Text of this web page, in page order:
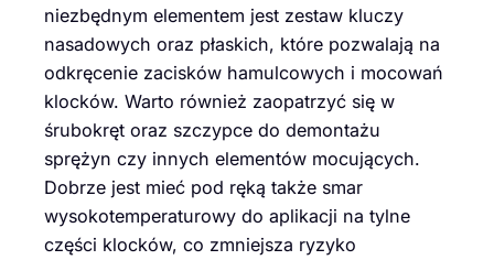
niezbędnym elementem jest zestaw kluczy
nasadowych oraz płaskich, które pozwalają na
odkręcenie zacisków hamulcowych i mocowań
klocków. Warto również zaopatrzyć się w
śrubokręt oraz szczypce do demontażu
sprężyn czy innych elementów mocujących.
Dobrze jest mieć pod ręką także smar
wysokotemperaturowy do aplikacji na tylne
części klocków, co zmniejsza ryzyko